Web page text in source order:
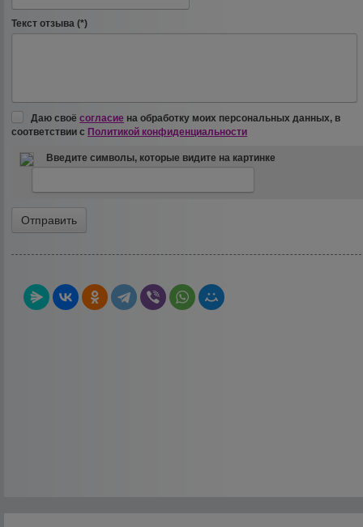
Текст отзыва (*)
Даю своёсогласие на обработку моих персональных данных, в
соответствии с Политикой конфиденциальности
Введите символы, которые видите на картинке